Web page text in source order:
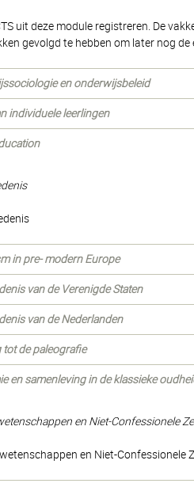
uit deze module registreren. De
gevolgd te hebben om later nog
en onderwijsbeleid
individuele leerlingen
in pre- modern Europe
van de Verenigde Staten
van de Nederlanden
tot de paleografie
en samenleving in de klassieke
en Niet-Confessionele
en Niet-Confessionele